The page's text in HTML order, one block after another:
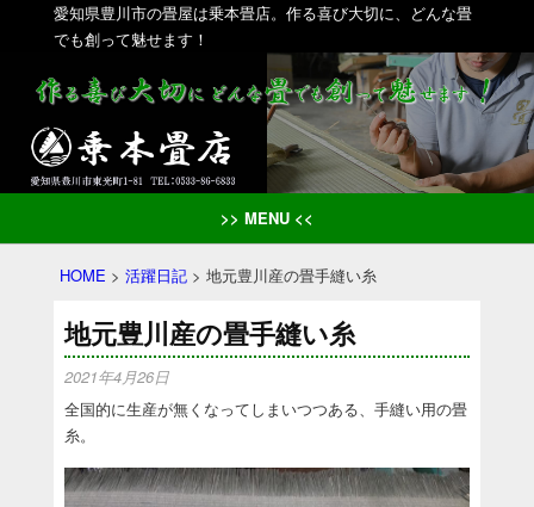
愛知県豊川市の畳屋は乗本畳店。作る喜び大切に、どんな畳
でも創って魅せます！
>> MENU <<
HOME > 活躍日記> 地元豊川産の畳手縫い糸
地元豊川産の畳手縫い糸
2021年4月26日
全国的に生産が無くなってしまいつつある、手縫い用の畳
糸。